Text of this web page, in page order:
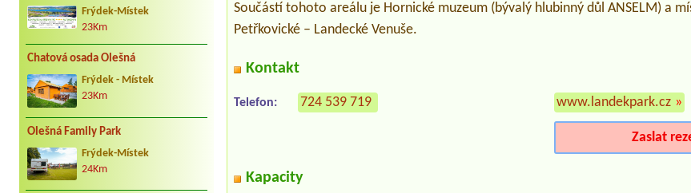
Frýdek-Místek
23Km
Chatová osada Olešná
Frýdek - Místek
23Km
Olešná Family Park
Frýdek-Místek
24Km
Součástí tohoto areálu je Hornické muzeum (bývalý hlubinný důl ANSELM) a
Petřkovické – Landecké Venuše.
Kontakt
Telefon: 724 539 719 www.landekpark.cz »
Zaslat
Kapacity